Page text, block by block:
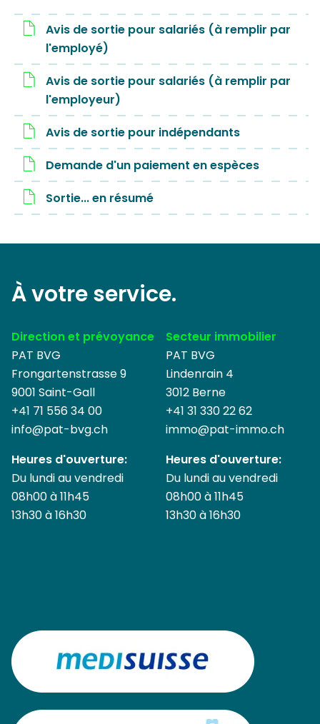
Avis de sortie pour salariés (à remplir par
l'employé)
Avis de sortie pour salariés (à remplir par
l'employeur)
Avis de sortie pour indépendants
Demande d'un paiement en espèces
Sortie... en résumé
À votre service.
Direction et prévoyance
PAT BVG
Frongartenstrasse 9
9001 Saint-Gall
+41 71 556 34 00
info@pat-bvg.ch
Heures d'ouverture:
Du lundi au vendredi
08h00 à 11h45
13h30 à 16h30
Secteur immobilier
PAT BVG
Lindenrain 4
3012 Berne
+41 31 330 22 62
immo@pat-immo.ch
Heures d'ouverture:
Du lundi au vendredi
08h00 à 11h45
13h30 à 16h30